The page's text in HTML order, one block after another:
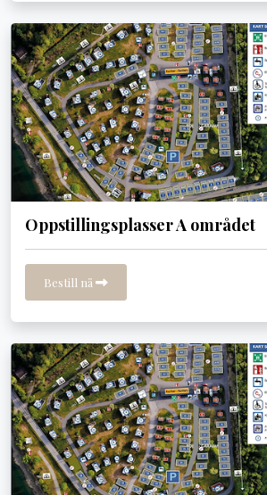
Oppstillingsplasser A området
Bestill nå